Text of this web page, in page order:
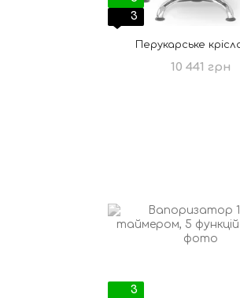
3
Перукарське
10 441 грн
3